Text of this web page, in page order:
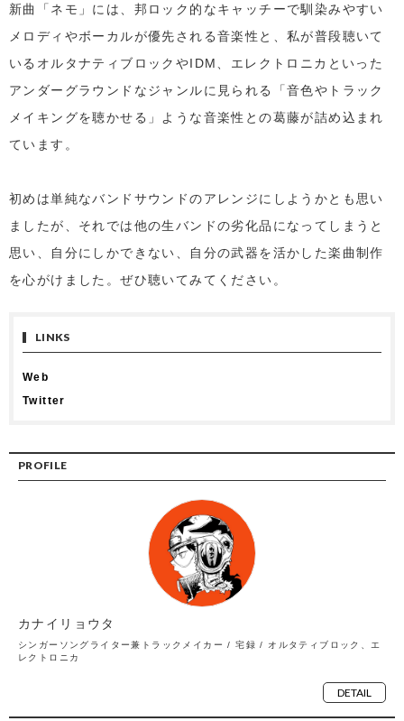
新曲「ネモ」には、邦ロック的なキャッチーで馴染みやすい
メロディやボーカルが優先される音楽性と、私が普段聴いて
いるオルタナティブロックやIDM、エレクトロニカといった
アンダーグラウンドなジャンルに見られる「音色やトラック
メイキングを聴かせる」ような音楽性との葛藤が詰め込まれ
ています。
初めは単純なバンドサウンドのアレンジにしようかとも思い
ましたが、それでは他の生バンドの劣化品になってしまうと
思い、自分にしかできない、自分の武器を活かした楽曲制作
を心がけました。ぜひ聴いてみてください。
LINKS
Web
Twitter
PROFILE
カナイリョウタ
シンガーソングライター兼トラックメイカー / 宅録 / オルタティブロック、エ
レクトロニカ
DETAIL